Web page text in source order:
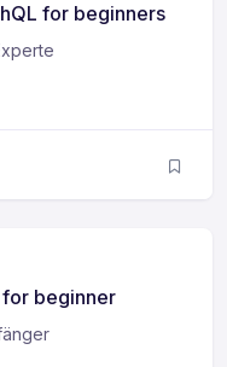
for beginners
beginner